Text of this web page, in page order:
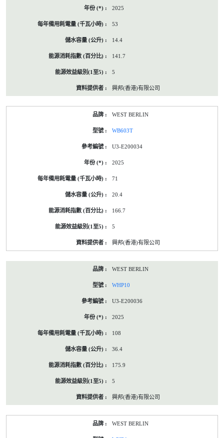
2025
53
14.4
141.7
5
興邦(香港)有限公司
WEST BERLIN
WB603T
U3-E200034
2025
71
20.4
166.7
5
興邦(香港)有限公司
WEST BERLIN
WHP10
U3-E200036
2025
108
36.4
175.9
5
興邦(香港)有限公司
WEST BERLIN